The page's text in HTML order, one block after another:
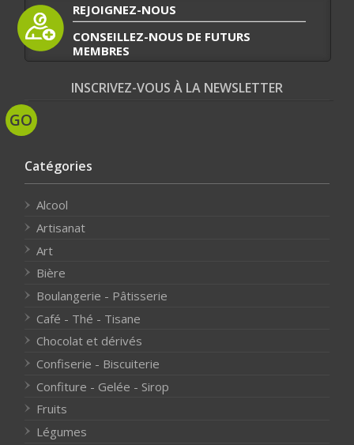
REJOIGNEZ-NOUS
CONSEILLEZ-NOUS DE FUTURS
MEMBRES
INSCRIVEZ-VOUS À LA NEWSLETTER
Catégories
Alcool
Artisanat
Art
Bière
Boulangerie - Pâtisserie
Café - Thé - Tisane
Chocolat et dérivés
Confiserie - Biscuiterie
Confiture - Gelée - Sirop
Fruits
Légumes